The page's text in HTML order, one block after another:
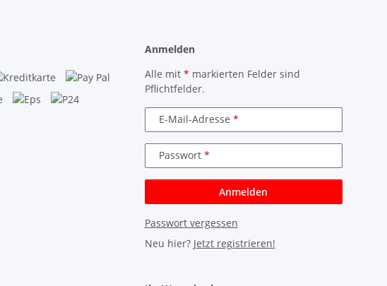
Anmelden
Alle mit * markierten Felder sind
Pflichtfelder.
E-Mail-Adresse
Passwort
Anmelden
Passwort vergessen
Neu hier? Jetzt registrieren!